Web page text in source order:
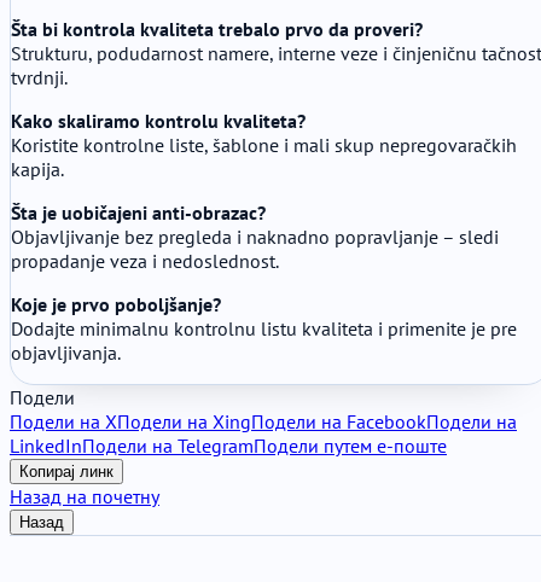
Šta bi kontrola kvaliteta trebalo prvo da proveri?
Strukturu, podudarnost namere, interne veze i činjeničnu tačnost
tvrdnji.
Kako skaliramo kontrolu kvaliteta?
Koristite kontrolne liste, šablone i mali skup nepregovaračkih
kapija.
Šta je uobičajeni anti-obrazac?
Objavljivanje bez pregleda i naknadno popravljanje – sledi
propadanje veza i nedoslednost.
Koje je prvo poboljšanje?
Dodajte minimalnu kontrolnu listu kvaliteta i primenite je pre
objavljivanja.
Подели
Подели на XПодели на XingПодели на FacebookПодели на
LinkedInПодели на TelegramПодели путем е-поште
Копирај линк
Назад на почетну
Назад